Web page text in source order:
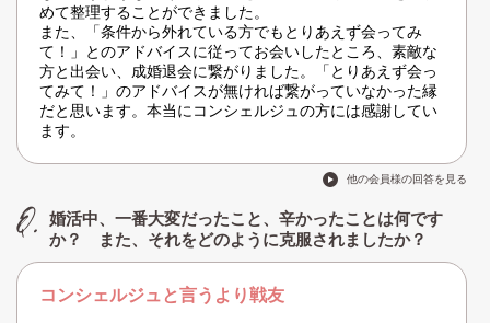
めて整理することができました。
また、「条件から外れている方でもとりあえず会ってみ
て！」とのアドバイスに従ってお会いしたところ、素敵な
方と出会い、成婚退会に繋がりました。「とりあえず会っ
てみて！」のアドバイスが無ければ繋がっていなかった縁
だと思います。本当にコンシェルジュの方には感謝してい
ます。
他の会員様の回答を見る
婚活中、一番大変だったこと、辛かったことは何です
か？ また、それをどのように克服されましたか？
コンシェルジュと言うより戦友